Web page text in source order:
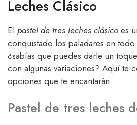
Leches Clásico
El pastel de tres leches clásico es
conquistado los paladares en
¿sabías que puedes darle un
con algunas variaciones? Aquí te
opciones que te encantarán.
Pastel de tres leches